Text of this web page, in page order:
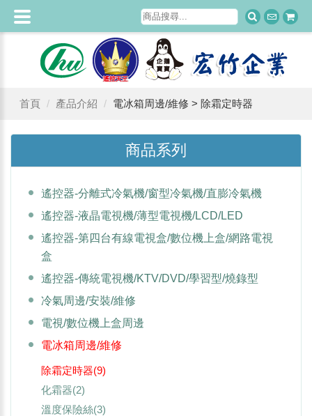
首頁 產品介紹 電冰箱周邊/維修 > 除霜定時器
商品系列
遙控器-分離式冷氣機/窗型冷氣機/直膨冷氣機
遙控器-液晶電視機/薄型電視機/LCD/LED
遙控器-第四台有線電視盒/數位機上盒/網路電視
盒
遙控器-傳統電視機/KTV/DVD/學習型/燒錄型
冷氣周邊/安裝/維修
電視/數位機上盒周邊
電冰箱周邊/維修
除霜定時器(9)
化霜器(2)
溫度保險絲(3)